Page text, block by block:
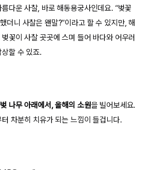
다운 사찰, 바로 해동용궁사인데요. “벚꽃
더니 사찰은 왠말?”이라고 할 수 있지만, 해
꽃이 사찰 곳곳에 스며 들어 바다와 어우러
할 수 있죠.
나무 아래에서, 올해의 소원을 빌어보세요.
차분히 치유가 되는 느낌이 들겁니다.